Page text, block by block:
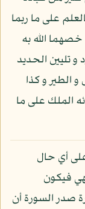
على ما ربما
خصهما الله به
تليين الحديد
الطير و كذا
الملك على ما
على أي حال
فيكون
صدر السورة أن